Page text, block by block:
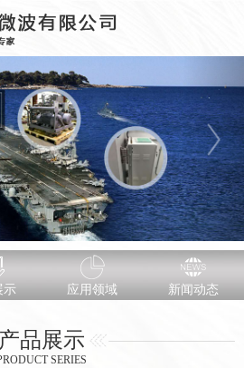
示 应用领域 新闻动态
产品展示
SERIES